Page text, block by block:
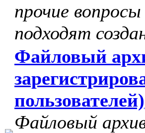
прочие
подходят
Файловый
пользователей)
Файловый